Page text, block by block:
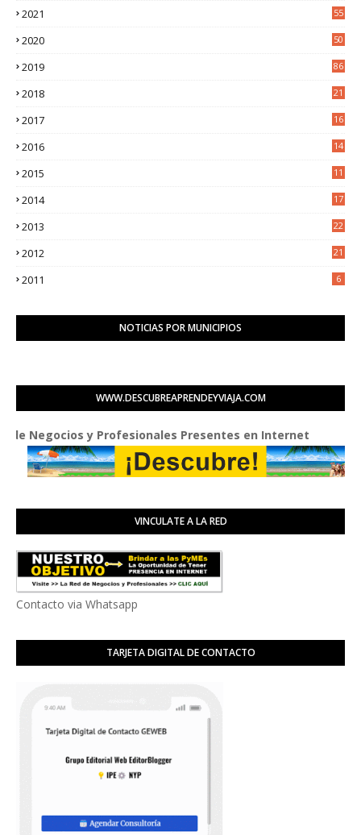
2021
55
2020
50
2019 86
2018
21
2017
16
2016
14
2015
11
2014
17
2013
22
2012
21
2011 6
NOTICIAS POR MUNICIPIOS
WWW.DESCUBREAPRENDEYVIAJA.COM
y Profesionales Presentes en Internet
VINCULATE A LA RED
Contacto via Whatsapp
TARJETA DIGITAL DE CONTACTO